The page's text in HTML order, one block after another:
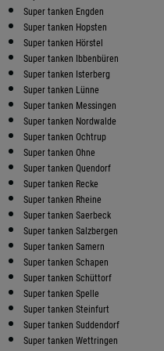
Super tanken Engden
Super tanken Hopsten
Super tanken Hörstel
Super tanken Ibbenbüren
Super tanken Isterberg
Super tanken Lünne
Super tanken Messingen
Super tanken Nordwalde
Super tanken Ochtrup
Super tanken Ohne
Super tanken Quendorf
Super tanken Recke
Super tanken Rheine
Super tanken Saerbeck
Super tanken Salzbergen
Super tanken Samern
Super tanken Schapen
Super tanken Schüttorf
Super tanken Spelle
Super tanken Steinfurt
Super tanken Suddendorf
Super tanken Wettringen